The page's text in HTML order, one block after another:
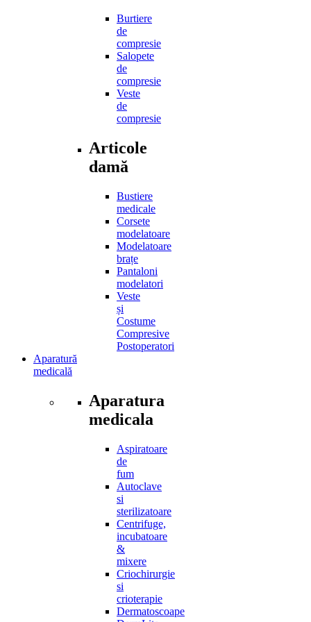
Burtiere
de
compresie
Salopete
de
compresie
Veste
de
compresie
Articole
damă
Bustiere
medicale
Corsete
modelatoare
Modelatoare
brațe
Pantaloni
modelatori
Veste
și
Costume
Compresive
Postoperatori
Aparatură
medicală
Aparatura
medicala
Aspiratoare
de
fum
Autoclave
si
sterilizatoare
Centrifuge,
incubatoare
&
mixere
Criochirurgie
si
crioterapie
Dermatoscoape